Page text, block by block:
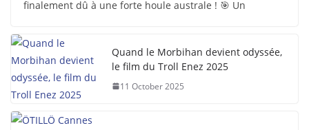
finalement dû à une forte houle australe ! 🎯 Un
Quand le Morbihan devient odyssée,
le film du Troll Enez 2025
11 October 2025